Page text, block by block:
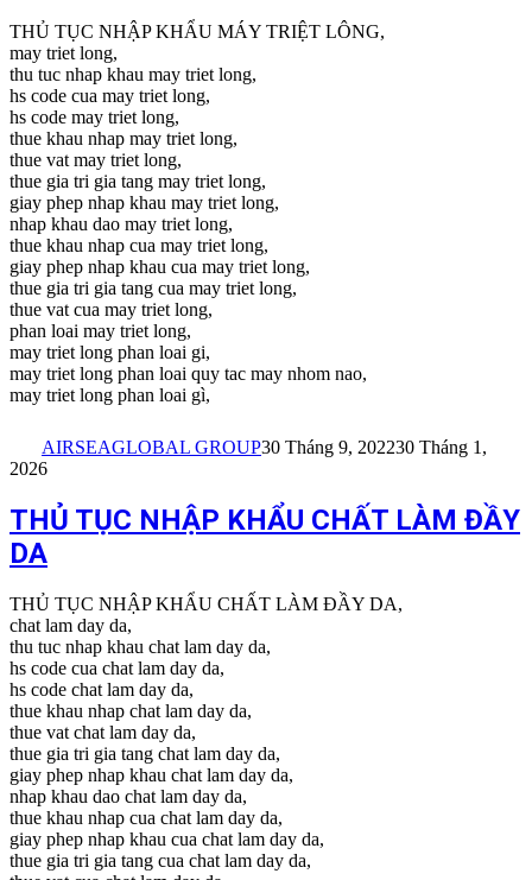
THỦ TỤC NHẬP KHẨU MÁY TRIỆT LÔNG,
may triet long,
thu tuc nhap khau may triet long,
hs code cua may triet long,
hs code may triet long,
thue khau nhap may triet long,
thue vat may triet long,
thue gia tri gia tang may triet long,
giay phep nhap khau may triet long,
nhap khau dao may triet long,
thue khau nhap cua may triet long,
giay phep nhap khau cua may triet long,
thue gia tri gia tang cua may triet long,
thue vat cua may triet long,
phan loai may triet long,
may triet long phan loai gi,
may triet long phan loai quy tac may nhom nao,
may triet long phan loai gì,
AIRSEAGLOBAL GROUP30 Tháng 9, 202230 Tháng 1,
2026
THỦ TỤC NHẬP KHẨU CHẤT LÀM ĐẦY
DA
THỦ TỤC NHẬP KHẨU CHẤT LÀM ĐẦY DA,
chat lam day da,
thu tuc nhap khau chat lam day da,
hs code cua chat lam day da,
hs code chat lam day da,
thue khau nhap chat lam day da,
thue vat chat lam day da,
thue gia tri gia tang chat lam day da,
giay phep nhap khau chat lam day da,
nhap khau dao chat lam day da,
thue khau nhap cua chat lam day da,
giay phep nhap khau cua chat lam day da,
thue gia tri gia tang cua chat lam day da,